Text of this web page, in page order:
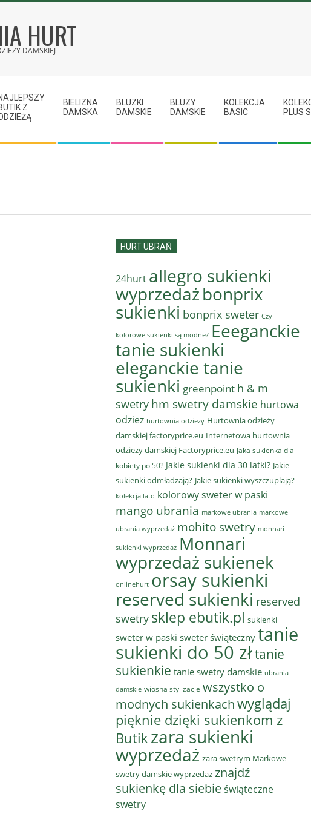
HURT
DAMSKIEJ
Z
BIELIZNA
DAMSKA
BLUZKI
DAMSKIE
BLUZY
DAMSKIE
KOLEKCJA
BASIC
PLUS
HURT UBRAŃ
24hurt allegro sukienki
wyprzedażbonprix
sukienki bonprix sweter Czy
kolorowe sukienki są modne? Eeeganckie
tanie sukienki
eleganckie tanie
sukienki greenpoint h & m
swetry hm swetry damskie hurtowa
odziez hurtownia odzieży Hurtownia odzieży
damskiej factoryprice.eu Internetowa hurtownia
odzieży damskiej Factoryprice.eu Jaka sukienka dla
kobiety po 50? Jakie sukienki dla 30 latki? Jakie
sukienki odmładzają? Jakie sukienki wyszczuplają?
kolekcja lato kolorowy sweter w paski
mango ubrania markowe ubrania markowe
ubrania wyprzedaż mohito swetry monnari
sukienki wyprzedaż Monnari
wyprzedaż sukienek
onlinehurt orsay sukienki
reserved sukienki reserved
swetry sklep ebutik.pl sukienki
sweter w paski sweter świątecznytanie
sukienki do 50 złtanie
sukienkie tanie swetry damskie ubrania
damskie wiosna stylizacje wszystko o
modnych sukienkachwyglądaj
pięknie dzięki sukienkom z
Butik zara sukienki
wyprzedaż zara swetrym Markowe
swetry damskie wyprzedaż znajdź
sukienkę dla siebieświąteczne
swetry